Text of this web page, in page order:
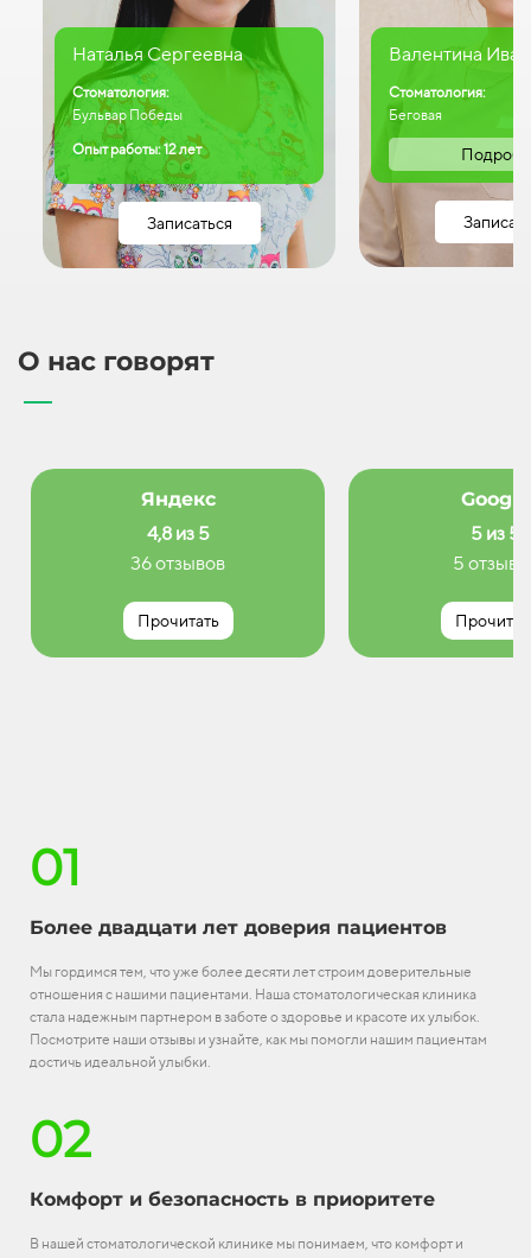
Наталья Сергеевна
Стоматология:
Бульвар Победы
Опыт работы: 12 лет
Записаться
Валентина
Стоматология:
Беговая
О нас говорят
Яндекс
4,8 из 5
36 отзывов
Прочитать
Google
5 из 5
5
01
Более двадцати лет доверия пациентов
Мы гордимся тем, что уже более десяти лет строим доверительные
отношения с нашими пациентами. Наша стоматологическая клиника
стала надежным партнером в заботе о здоровье и красоте их улыбок.
Посмотрите наши отзывы и узнайте, как мы помогли нашим пациентам
достичь идеальной улыбки.
02
Комфорт и безопасность в приоритете
В нашей стоматологической клинике мы понимаем, что комфорт и